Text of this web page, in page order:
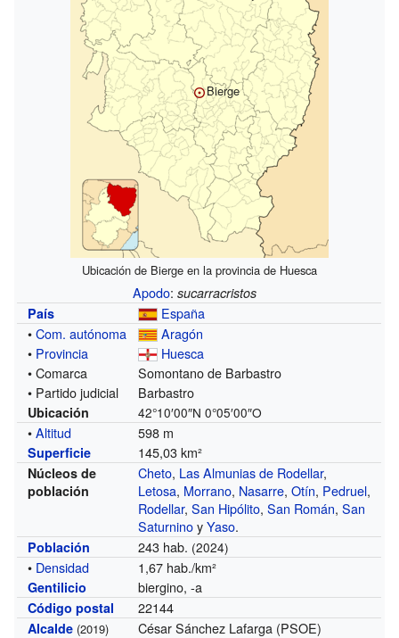
Bierge
Ubicación de Bierge en la provincia de Huesca
Apodo: sucarracristos
País
España
•Com. autónoma
Aragón
• Provincia
Huesca
• Comarca
Somontano de Barbastro
• Partido judicial
Barbastro
Ubicación 42°10′00″N 0°05′00″O
•Altitud 598 m
Superficie 145,03 km²
Núcleos de
población
Cheto, Las Almunias de Rodellar,
Letosa, Morrano, Nasarre,Otín, Pedruel,
Rodellar,San Hipólito,San Román,San
SaturninoyYaso.
Población 243 hab. (2024)
• Densidad 1,67 hab./km²
Gentilicio biergino, -a
Código postal 22144
Alcalde (2019) César Sánchez Lafarga (PSOE)